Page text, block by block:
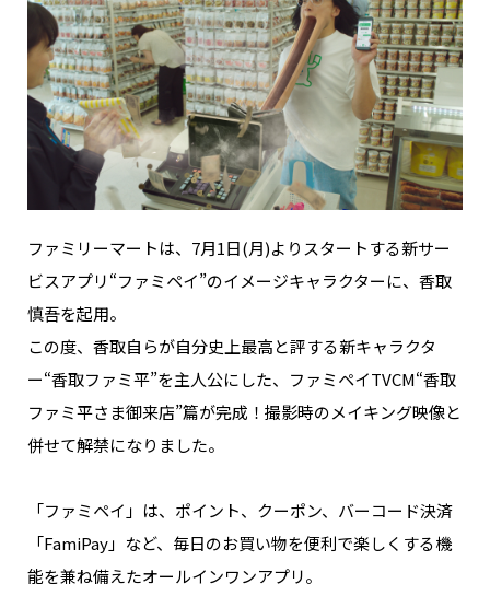
DISCOGRAPHY
CHIZUSHOP
NAKAMA入会
CHIZULOG
FAQ
お問い合わせ
メールマガジン登録/解除
ファミリーマートは、7月1日(月)よりスタートする新サー
ビスアプリ“ファミペイ”のイメージキャラクターに、香取
慎吾を起用。
この度、香取自らが自分史上最高と評する新キャラクタ
ー“香取ファミ平”を主人公にした、ファミペイTVCM“香取
ファミ平さま御来店”篇が完成！撮影時のメイキング映像と
併せて解禁になりました。
「ファミペイ」は、ポイント、クーポン、バーコード決済
「FamiPay」など、毎日のお買い物を便利で楽しくする機
能を兼ね備えたオールインワンアプリ。